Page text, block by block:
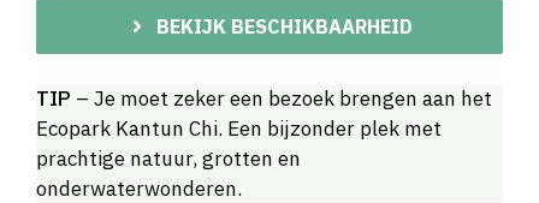
BEKIJK BESCHIKBAARHEID
TIP – Je moet zeker een bezoek brengen aan het
Ecopark Kantun Chi. Een bijzonder plek met
prachtige natuur, grotten en
onderwaterwonderen.